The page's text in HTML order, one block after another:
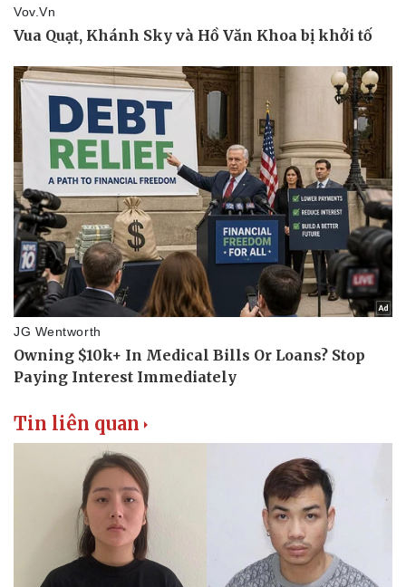
Sân khấu - Điện ảnh
Văn học
Nghệ sĩ
Thời trang
Tin liên quan